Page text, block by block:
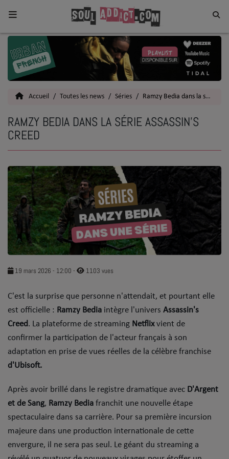
Home
Toutes les News
Actu
Interviews
Talents
Top 5
SOUL ADDICT PLAY
Flash News
Dans la Street
C quoi ton Actu ?
Dans ton Téléphone
Première Fois
URBAN CULTURE
Sport
Accueil Toutes les news Séries Ramzy Bedia dans la série Assassin's Creed
RAMZY BEDIA DANS LA SÉRIE ASSASSIN'S
CREED
19 mars 2026 - 12:00 - 1103 vues
​C'est la surprise que personne n'attendait, et pourtant elle
est officielle : Ramzy Bedia intègre l'univers Assassin's
Creed. La plateforme de streaming Netflixvient de
confirmer la participation de l'acteur français à son
adaptation en prise de vues réelles de la célèbre franchise
d'Ubisoft.
​Après avoir brillé dans le registre dramatique avec D'Argent
et de Sang, Ramzy Bedia franchit une nouvelle étape
spectaculaire dans sa carrière. Pour sa première incursion
majeure dans une production internationale de cette
envergure, il ne sera pas seul. Le géant du streaming a